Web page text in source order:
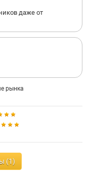
даже от
рынка
(1)